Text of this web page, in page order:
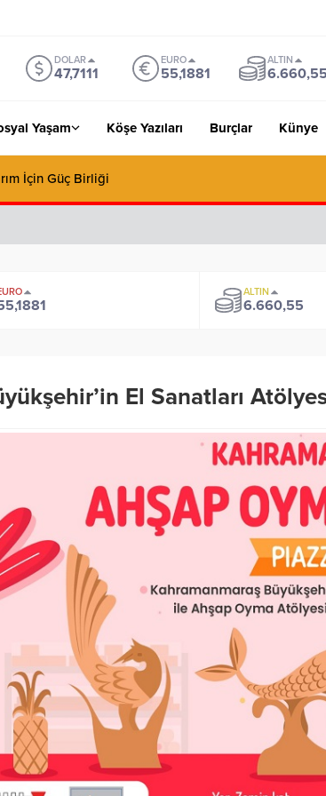
DOLAR
47,7111
EURO
55,1881
ALTIN
6.660,55
Yaşam Köşe Yazıları Burçlar Künye
İçin Güç Birliği
ALTIN
6.660,55
El Sanatları
Dulkadiroğlu
Mahallesi’nde
Asfalt Mesaisi
Büyükşehir’den LGS
Öğrenci ve Velilere Tam